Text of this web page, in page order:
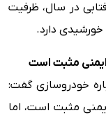
تهران با داشتن ۳۰۰ روز آفتابی در سال، ظرفیت
خورشیدی دارد.
مثبت است
خودروسازی گفت:
مثبت است، اما